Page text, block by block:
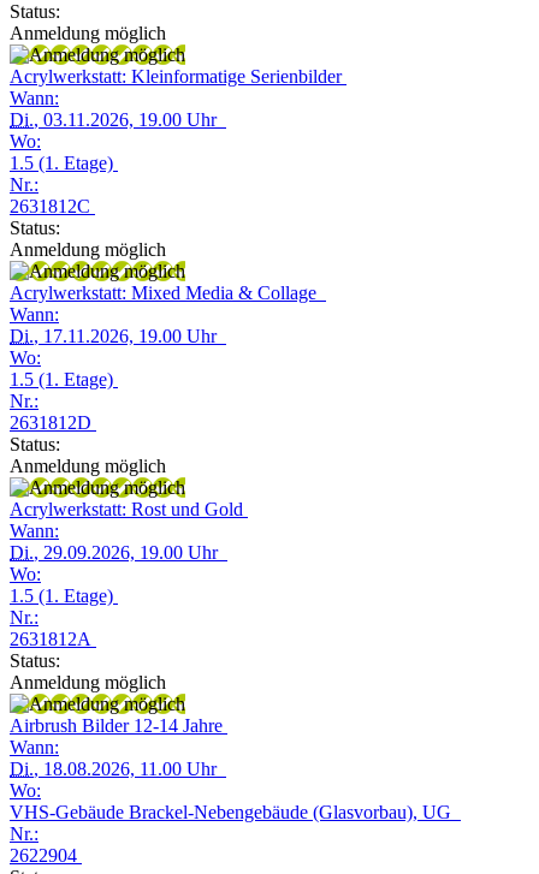
Status:
Anmeldung möglich
Acrylwerkstatt: Kleinformatige Serienbilder
Wann:
Di., 03.11.2026, 19.00 Uhr
Wo:
1.5 (1. Etage)
Nr.:
2631812C
Status:
Anmeldung möglich
Acrylwerkstatt: Mixed Media & Collage
Wann:
Di., 17.11.2026, 19.00 Uhr
Wo:
1.5 (1. Etage)
Nr.:
2631812D
Status:
Anmeldung möglich
Acrylwerkstatt: Rost und Gold
Wann:
Di., 29.09.2026, 19.00 Uhr
Wo:
1.5 (1. Etage)
Nr.:
2631812A
Status:
Anmeldung möglich
Airbrush Bilder 12-14 Jahre
Wann:
Di., 18.08.2026, 11.00 Uhr
Wo:
VHS-Gebäude Brackel-Nebengebäude (Glasvorbau), UG
Nr.:
2622904